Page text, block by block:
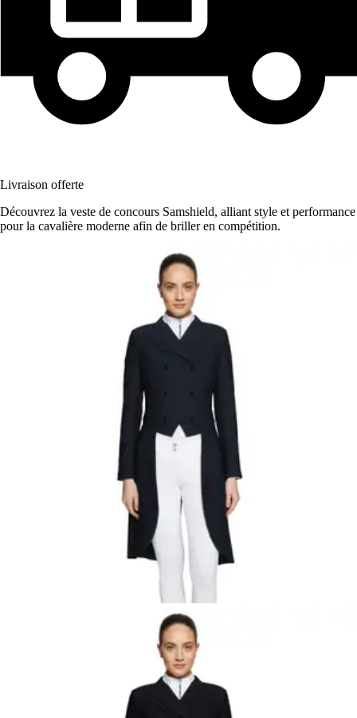
Livraison offerte
Découvrez la veste de concours Samshield, alliant style et performance
pour la cavalière moderne afin de briller en compétition.